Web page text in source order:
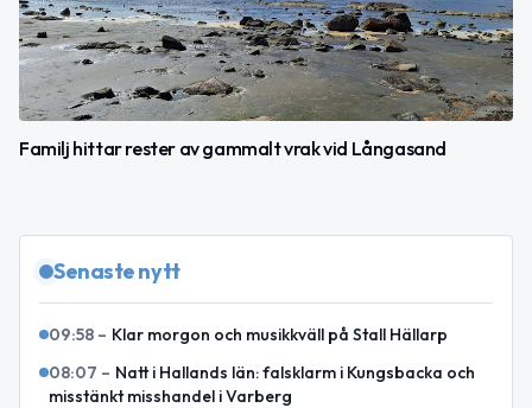
Familj hittar rester av gammalt vrak vid Långasand
Senaste nytt
09:58 – Klar morgon och musikkväll på Stall Hällarp
08:07 – Natt i Hallands län: falsklarm i Kungsbacka och
misstänkt misshandel i Varberg